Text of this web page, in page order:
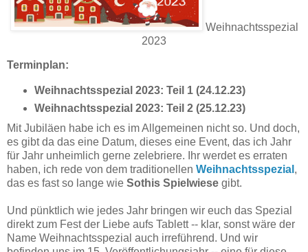
Weihnachtsspezial
2023
Terminplan:
Weihnachtsspezial 2023: Teil 1 (24.12.23)
Weihnachtsspezial 2023: Teil 2 (25.12.23)
Mit Jubiläen habe ich es im Allgemeinen nicht so. Und doch,
es gibt da das eine Datum, dieses eine Event, das ich Jahr
für Jahr unheimlich gerne zelebriere. Ihr werdet es erraten
haben, ich rede von dem traditionellen Weihnachtsspezial ,
das es fast so lange wie Sothis Spielwiese gibt.
Und pünktlich wie jedes Jahr bringen wir euch das Spezial
direkt zum Fest der Liebe aufs Tablett -- klar, sonst wäre der
Name Weihnachtsspezial auch irreführend. Und wir